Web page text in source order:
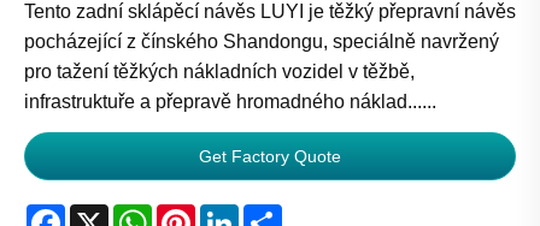
Tento zadní sklápěcí návěs LUYI je těžký přepravní návěs
pocházející z čínského Shandongu, speciálně navržený
pro tažení těžkých nákladních vozidel v těžbě,
infrastruktuře a přepravě hromadného náklad......
Get Factory Quote
Facebook
X WhatsApp
PinterestLinkedIn